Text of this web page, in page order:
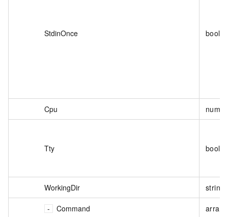
StdinOnce
Cpu
Tty
WorkingDir string
Command array